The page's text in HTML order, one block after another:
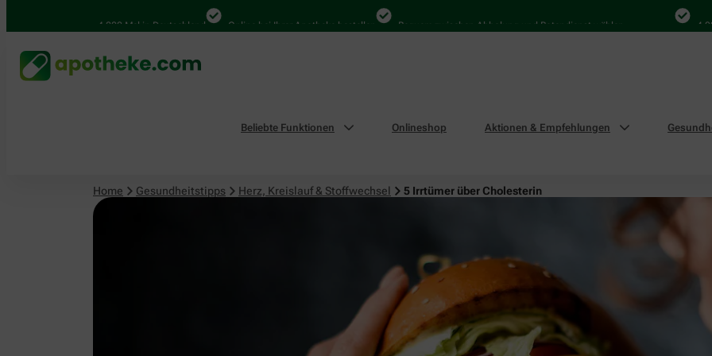
4.000 Mal in Deutschland Online bei Ihrer Apotheke bestellen Bequem zwischen Abholung und Botendienst wählen 4.000
Beliebte Funktionen Onlineshop Aktionen & Empfehlungen
Home Gesundheitstipps Herz, Kreislauf & Stoffwechsel 5 Irrtümer über Cholesterin
Herz, Kreislauf & Stoffwechsel